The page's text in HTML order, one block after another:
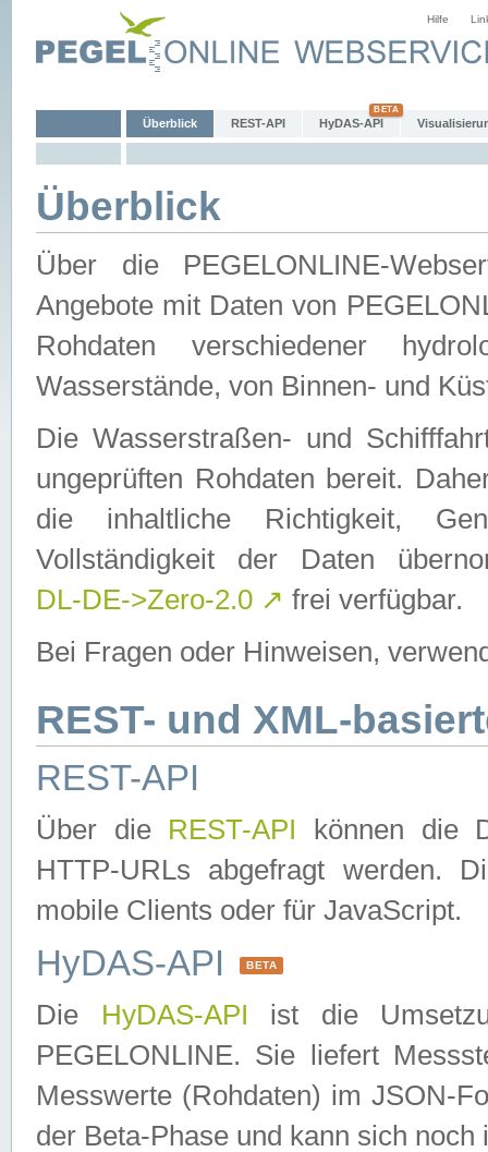
Hilfe
Überblick REST-API HyDAS-API
Überblick
Über die PEGELONLINE-
Angebote mit Daten von
Rohdaten verschiedener
Wasserstände, von Binnen- und
Die Wasserstraßen- und
ungeprüften Rohdaten bereit.
die inhaltliche Richtigkeit,
Vollständigkeit der Daten
DL-DE->Zero-2.0 ↗ frei verfügbar.
Bei Fragen oder Hinweisen,
REST- und XML-
REST-API
Über die REST-API können die
HTTP-URLs abgefragt werden.
mobile Clients oder für JavaScript.
HyDAS-API BETA
Die HyDAS-API ist die
PEGELONLINE. Sie liefert
Messwerte (Rohdaten) im JSON-
der Beta-Phase und kann sich noch